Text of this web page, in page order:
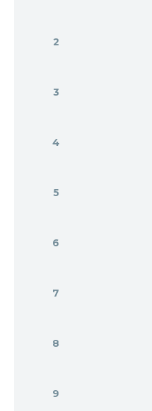
2
3
4
5
6
7
8
9